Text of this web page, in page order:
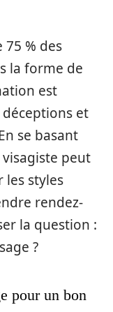
% des
la forme de
est
et
se basant
peut
les styles
rendez-
la question :
?
pour un bon